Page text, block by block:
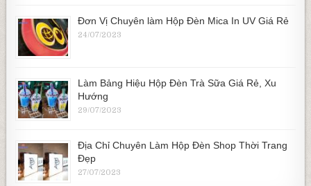
Đơn Vị Chuyên làm Hộp Đèn Mica In UV Giá Rẻ
24/07/2023
Làm Bảng Hiệu Hộp Đèn Trà Sữa Giá Rẻ, Xu
Hướng
29/07/2023
Địa Chỉ Chuyên Làm Hộp Đèn Shop Thời Trang
Đẹp
27/07/2023